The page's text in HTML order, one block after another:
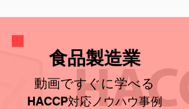
​食品製造業
動画ですぐに学べる
​HACCP対応ノウハウ事例